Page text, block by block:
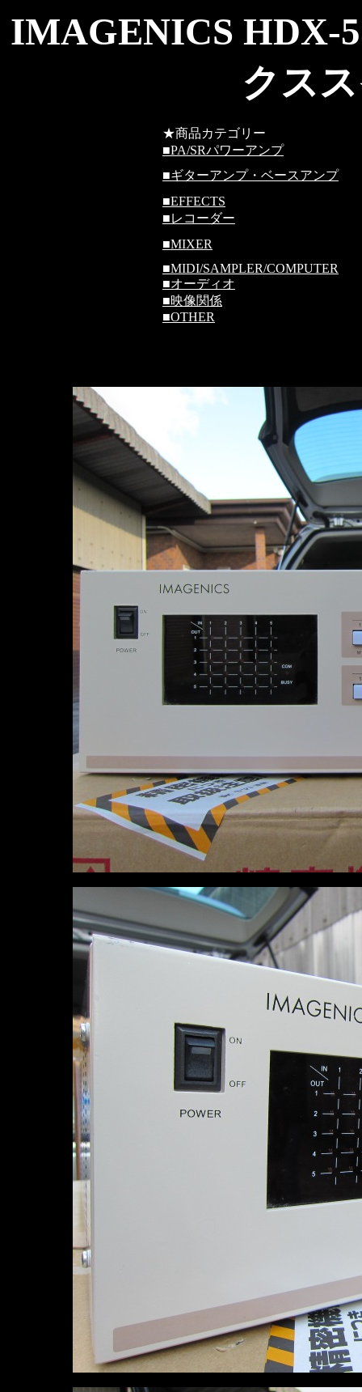
IMAGENICS HDX-
クス
★商品カテゴリー
■PA/SRパワーアンプ
■ギターアンプ・ベースアンプ
■EFFECTS
■レコーダー
■MIXER
■MIDI/SAMPLER/COMPUTER
■オーディオ
■映像関係
■OTHER